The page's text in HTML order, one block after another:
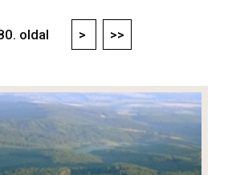
oldal > >>